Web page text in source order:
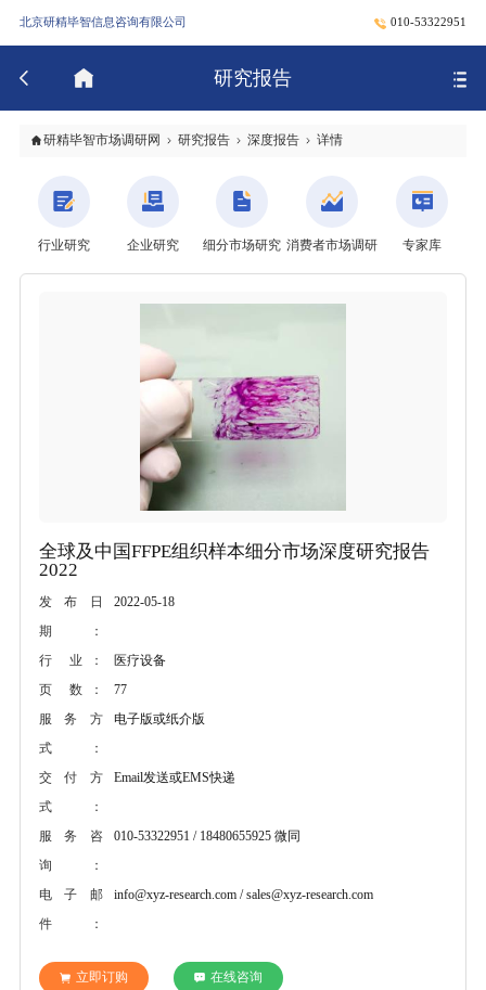
北京研精毕智信息咨询有限公司 010-53322951
研究报告
研精毕智市场调研网 研究报告 深度报告 详情
行业研究 企业研究 细分市场研究 消费者市场调研 专家库
全球及中国FFPE组织样本细分市场深度研究报告
2022
发布日
期：
2022-05-18
行 业：
医疗设备
页 数：
77
服务方
式：
电子版或纸介版
交付方
式：
Email发送或EMS快递
服务咨
询：
010-53322951 / 18480655925 微同
电子邮
件：
info@xyz-research.com / sales@xyz-research.com
立即订购 在线咨询